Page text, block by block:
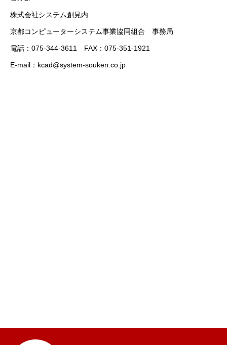
株式会社システム創見内
京都コンピューターシステム事業協同組合 事務局
電話：075-344-3611 FAX：075-351-1921
E-mail：kcad@system-souken.co.jp